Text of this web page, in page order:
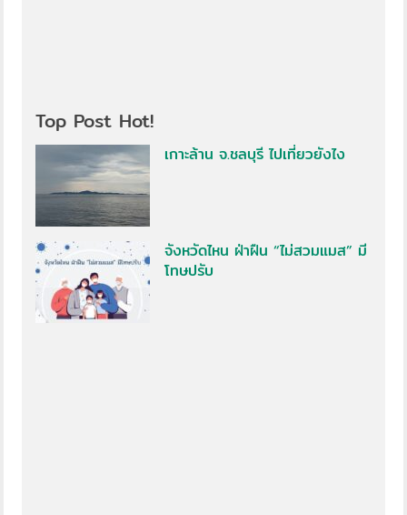
Top Post Hot!
เกาะล้าน จ.ชลบุรี ไปเที่ยวยังไง
จังหวัดไหน ฝ่าฝืน “ไม่สวมแมส” มี
โทษปรับ